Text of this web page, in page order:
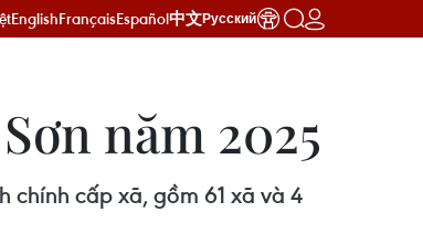
EnglishFrançaisEspañol中文Русский
năm 2025
cấp xã, gồm 61 xã và 4